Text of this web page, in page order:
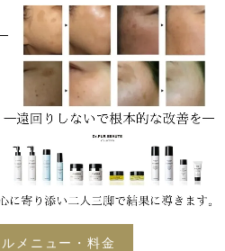
メニュー・料金